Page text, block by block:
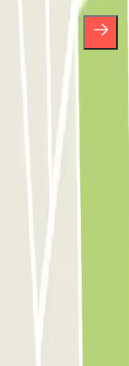
Privacy per ricevere
alcun impegno,
stessa newsletter.